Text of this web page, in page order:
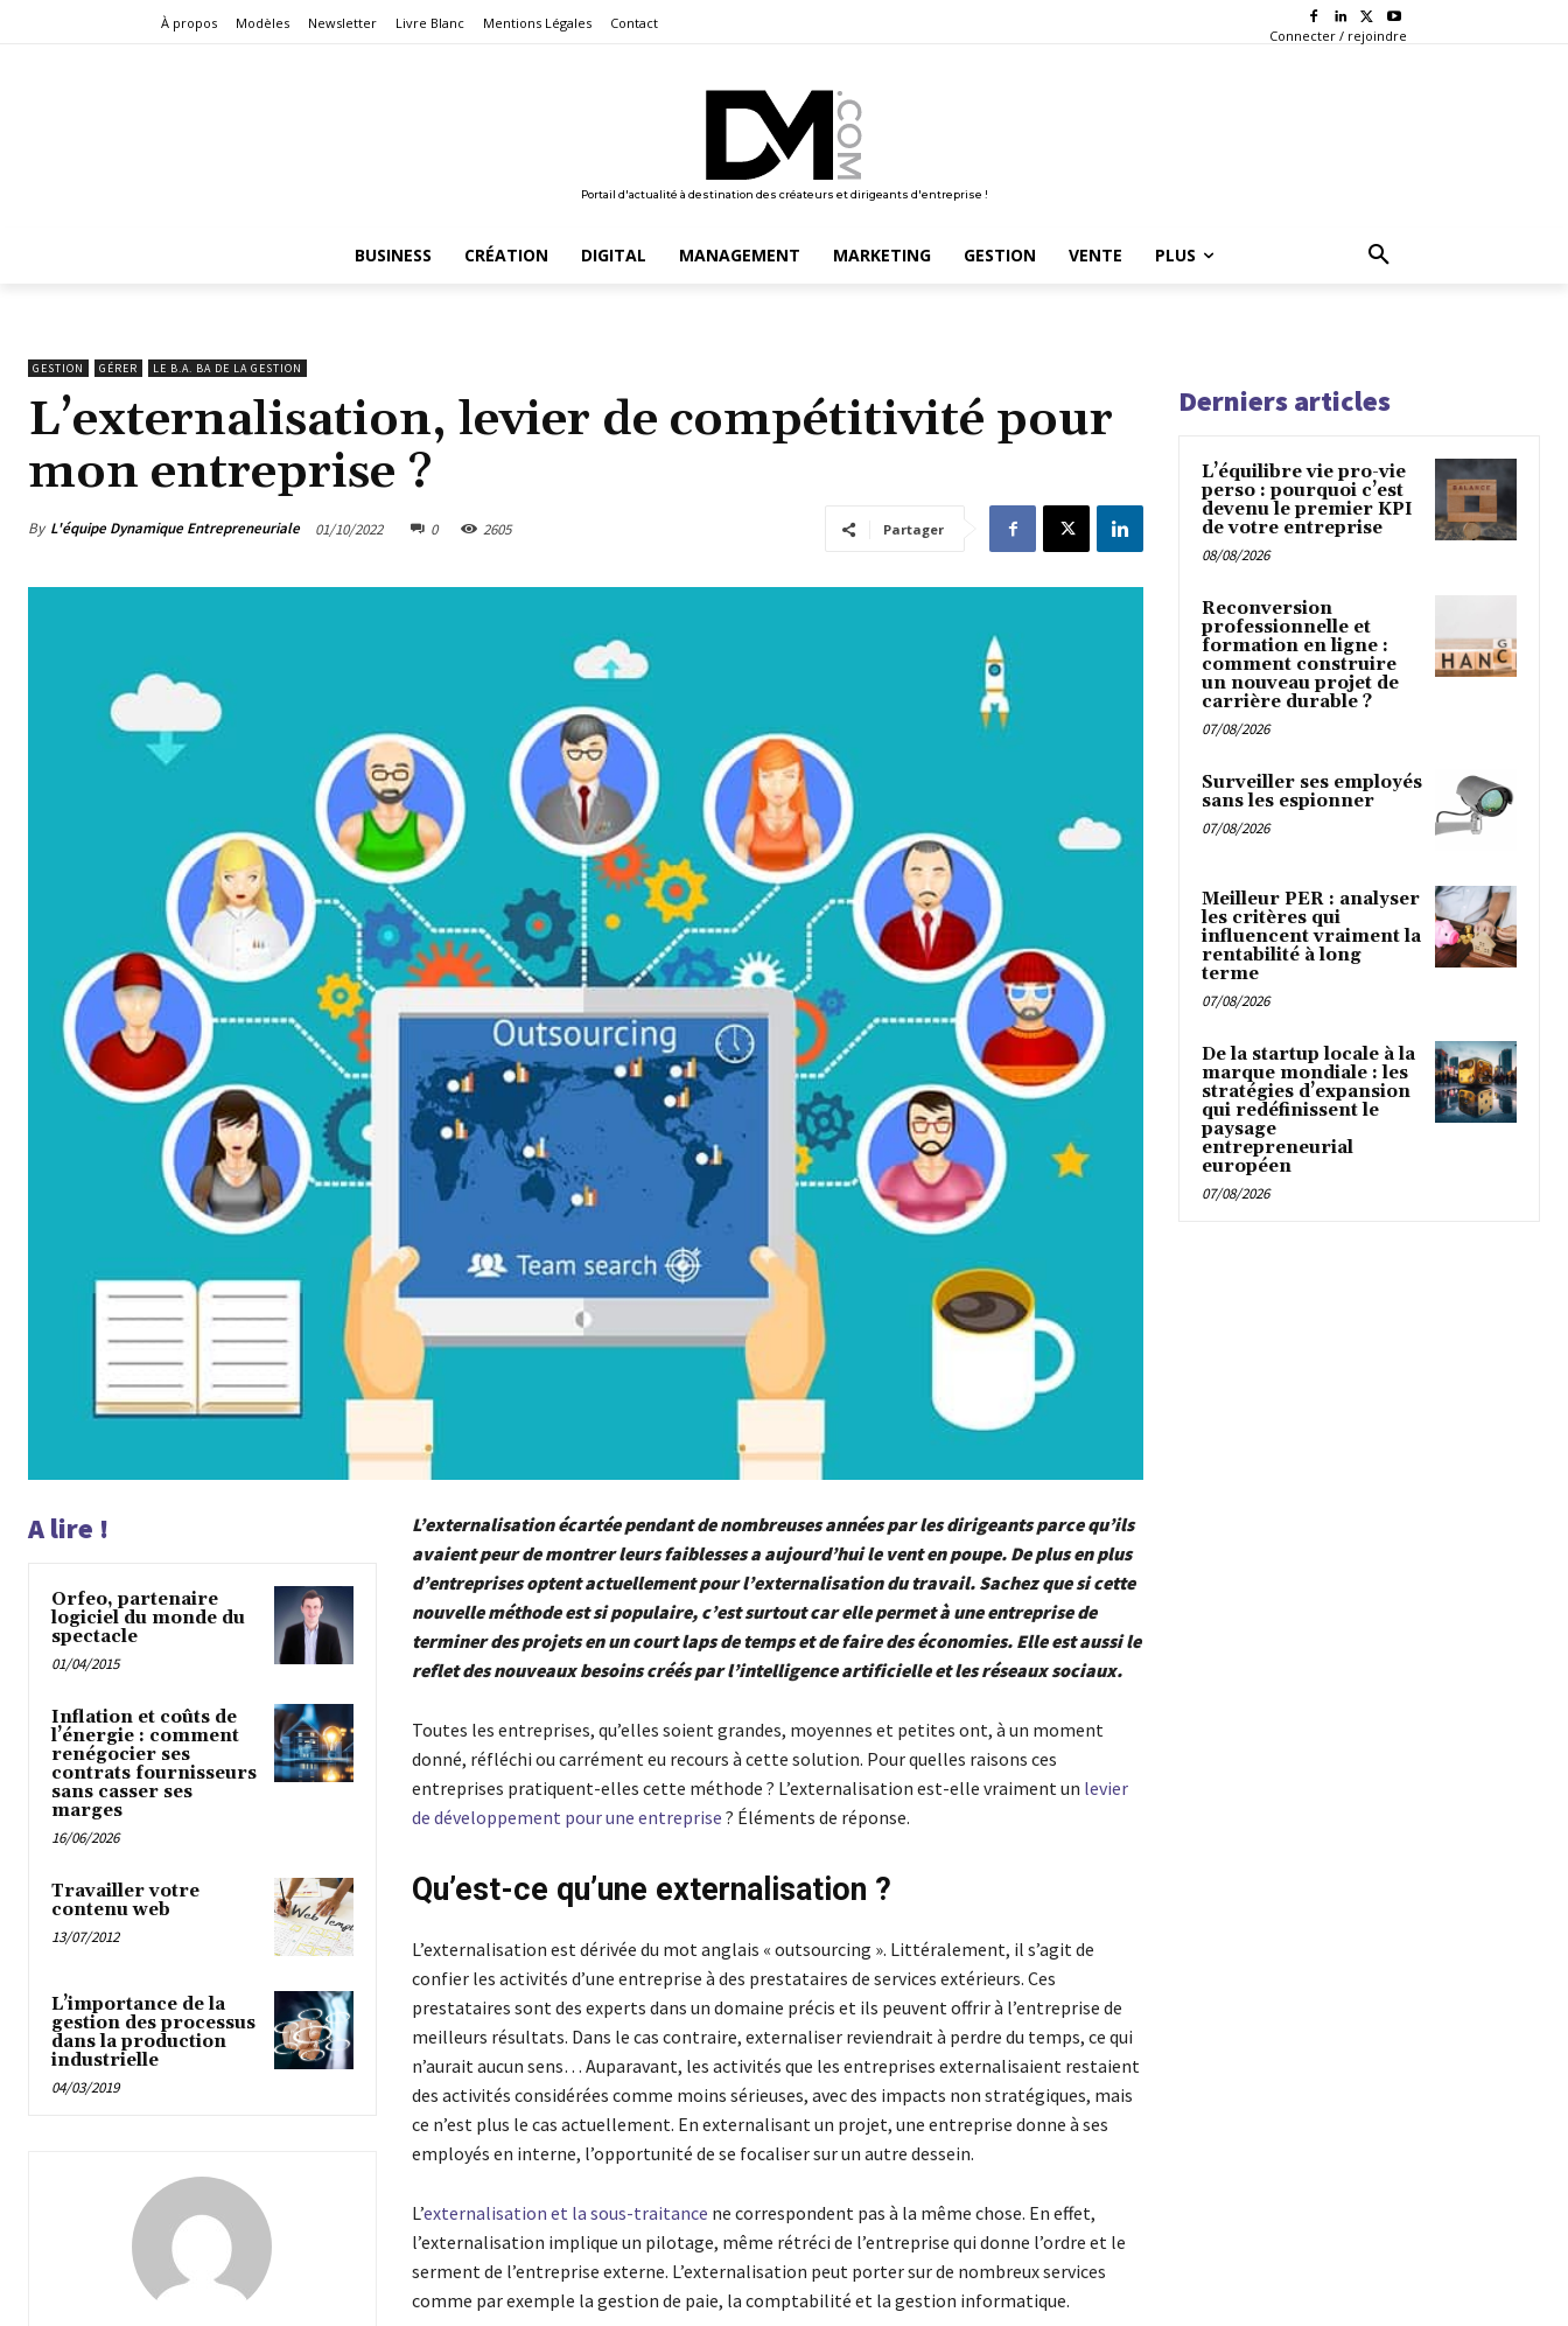
À propos Modèles Newsletter Livre Blanc Mentions Légales Contact
Connecter / rejoindre
Portail d'actualité à destination des créateurs et dirigeants d'entreprise !
BUSINESS CRÉATION DIGITAL MANAGEMENT MARKETING GESTION VENTE PLUS
GESTION GÉRER LE B.A. BA DE LA GESTION
L’externalisation, levier de compétitivité pour
mon entreprise ?
By L'équipe Dynamique Entrepreneuriale 01/10/2022 0 2605 Partager
A lire !
Orfeo, partenaire
logiciel du monde du
spectacle
01/04/2015
Inflation et coûts de
l’énergie : comment
renégocier ses
contrats fournisseurs
sans casser ses
marges
16/06/2026
Travailler votre
contenu web
13/07/2012
L’importance de la
gestion des processus
dans la production
industrielle
04/03/2019
L’externalisation écartée pendant de nombreuses années par les dirigeants parce qu’ils
avaient peur de montrer leurs faiblesses a aujourd’hui le vent en poupe. De plus en plus
d’entreprises optent actuellement pour l’externalisation du travail. Sachez que si cette
nouvelle méthode est si populaire, c’est surtout car elle permet à une entreprise de
terminer des projets en un court laps de temps et de faire des économies. Elle est aussi le
reflet des nouveaux besoins créés par l’intelligence artificielle et les réseaux sociaux.
Toutes les entreprises, qu’elles soient grandes, moyennes et petites ont, à un moment
donné, réfléchi ou carrément eu recours à cette solution. Pour quelles raisons ces
entreprises pratiquent-elles cette méthode ? L’externalisation est-elle vraiment un levier
de développement pour une entreprise ? Éléments de réponse.
Qu’est-ce qu’une externalisation ?
L’externalisation est dérivée du mot anglais « outsourcing ». Littéralement, il s’agit de
confier les activités d’une entreprise à des prestataires de services extérieurs. Ces
prestataires sont des experts dans un domaine précis et ils peuvent offrir à l’entreprise de
meilleurs résultats. Dans le cas contraire, externaliser reviendrait à perdre du temps, ce qui
n’aurait aucun sens… Auparavant, les activités que les entreprises externalisaient restaient
des activités considérées comme moins sérieuses, avec des impacts non stratégiques, mais
ce n’est plus le cas actuellement. En externalisant un projet, une entreprise donne à ses
employés en interne, l’opportunité de se focaliser sur un autre dessein.
L’externalisation et la sous-traitance ne correspondent pas à la même chose. En effet,
l’externalisation implique un pilotage, même rétréci de l’entreprise qui donne l’ordre et le
serment de l’entreprise externe. L’externalisation peut porter sur de nombreux services
comme par exemple la gestion de paie, la comptabilité et la gestion informatique.
Derniers articles
L’équilibre vie pro-vie
perso : pourquoi c’est
devenu le premier KPI
de votre entreprise
08/08/2026
Reconversion
professionnelle et
formation en ligne :
comment construire
un nouveau projet de
carrière durable ?
07/08/2026
Surveiller ses employés
sans les espionner
07/08/2026
Meilleur PER : analyser
les critères qui
influencent vraiment la
rentabilité à long
terme
07/08/2026
De la startup locale à la
marque mondiale : les
stratégies d’expansion
qui redéfinissent le
paysage
entrepreneurial
européen
07/08/2026